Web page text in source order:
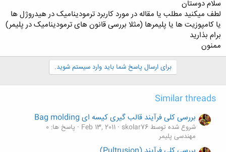
م
و
ض
و
ع
سلام دوستان
لطف میکنید مطلب یا مقاله در مورد کاربرد ترمودینامیک در هیدروژل ها
یا کامپوزیت ها یا پلیمرها (مثلا بررسی قانون های ترمودینامیک در پلیمر)
برام بذارید
ممنون
برای ارسال پاسخ شما باید وارد سیستم شوید.
Similar threads
بررسی كلی فرآیند قالب گیری كیسه ای Bag molding
شروع شده توسط skolar76 Feb 13, 2011
پاسخ ها: 0
مهندسی پلیمر